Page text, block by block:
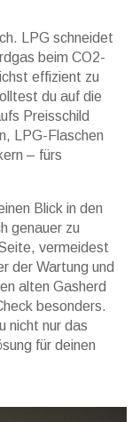
LPG schneidet
beim CO2-
effizient zu
du auf die
Preisschild
LPG-Flaschen
– fürs
Blick in den
genauer zu
vermeidest
der Wartung und
alten Gasherd
besonders.
nicht nur das
für deinen